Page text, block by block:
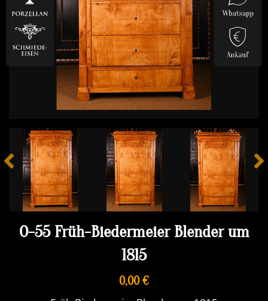
O-55 Früh-Biedermeier Blender um
1815
0,00 €